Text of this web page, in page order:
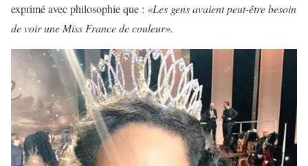
exprimé avec philosophie que : «Les gens avaient peut-être besoin
de voir une Miss France de couleur».